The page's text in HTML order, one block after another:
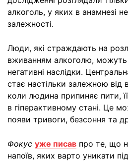
алкоголь, у яких в анамнезі
залежності.
Люди, які страждають на
вживанням алкоголю, можуть
негативні наслідки.
стає настільки залежною
коли людина припиняє пити,
в гіперактивному стані. Це
появи тривоги, безсоння та
Фокус уже писав про те, що
напоїв, яких варто уникати